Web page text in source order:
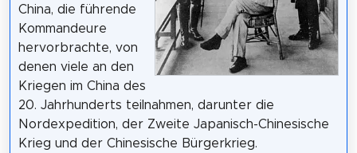
China, die führende
Kommandeure
hervorbrachte, von
denen viele an den
Kriegen im China des
20. Jahrhunderts teilnahmen, darunter die
Nordexpedition, der Zweite Japanisch-Chinesische
Krieg und der Chinesische Bürgerkrieg.